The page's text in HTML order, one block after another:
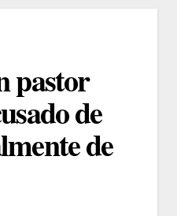
pastor
de
de